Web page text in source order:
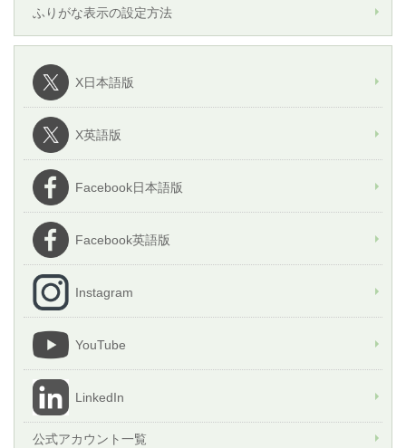
ふりがな表示の設定方法
X日本語版
X英語版
Facebook日本語版
Facebook英語版
Instagram
YouTube
LinkedIn
公式アカウント一覧